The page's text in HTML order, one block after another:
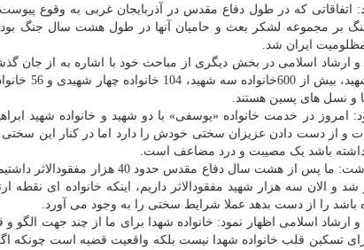
اتفاقاتی که در طول دفاع مقدس در آذربایجان غربی به وقوع
ننگ بر مجموعه لشکر بعث و حامیان آنها در طول هشت سال جنگ
ایران شد.
و ارشاد اسلامی در بخش دیگری از مباحث خود با اشاره به از جان
خانواده
و نسل های پسین هستند.
امروز در خدمت خانواده «یوسفی» با دو شهید و خانواده شهید
و از دست دادن عزیزان سختی خودش را دارد اما در کنار این
داشته باشد یک مصیبت و درد مضاعف است.
وی اظهار داشت: ما پس از هشت سال
شد و الان سه هزار شهید مفقودالاثر داریم، اینکه خانواده ای
باشد را از دست بدهد عملا شرایط سختی را به وجود می آورد.
ارشاد اسلامی اظهار نمود: خانواده شهدا برای ما از چند جهت
تسکین قلب خانواده شهدا نیست بلکه واقعیت قضیه است چونکه اگر